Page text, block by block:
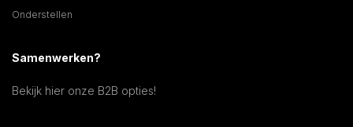
Onderstellen
Samenwerken?
Bekijk hier onze B2B opties!